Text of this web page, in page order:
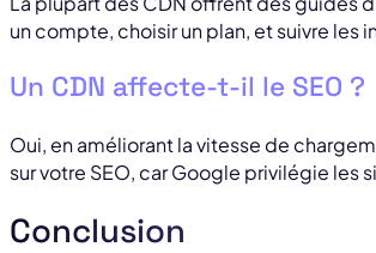
un compte, choisir un plan, et suivre les
Un CDN affecte-t-il le SEO ?
Oui, en améliorant la vitesse de
sur votre SEO, car Google privilégie les
Conclusion